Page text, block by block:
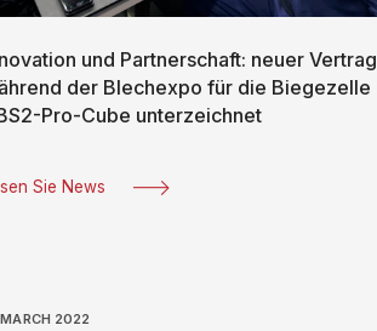
und Partnerschaft: neuer Vertrag
der Blechexpo für die Biegezelle
Pro-Cube unterzeichnet
Sie News
2022